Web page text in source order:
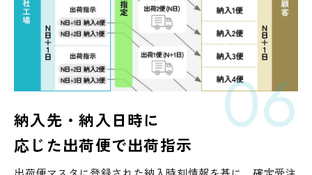
06
納入先・納入日時に
応じた出荷便で出荷指示